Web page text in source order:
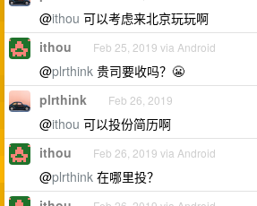
@ithou 可以考虑来北京玩玩啊
ithou Feb 25, 2019 via Android
@plrthink 贵司要收吗？😬
plrthink Feb 26, 2019
@ithou 可以投份简历啊
ithou Feb 26, 2019 via Android
@plrthink 在哪里投？